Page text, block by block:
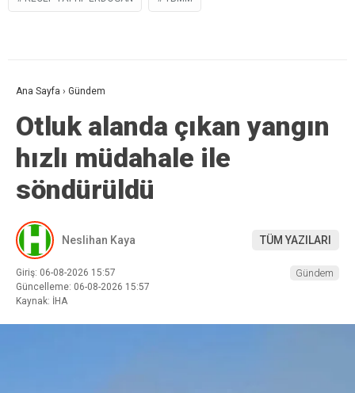
Ana Sayfa › Gündem
Otluk alanda çıkan yangın
hızlı müdahale ile
söndürüldü
Neslihan Kaya TÜM YAZILARI
Giriş: 06-08-2026 15:57
Güncelleme: 06-08-2026 15:57
Kaynak: İHA
Gündem